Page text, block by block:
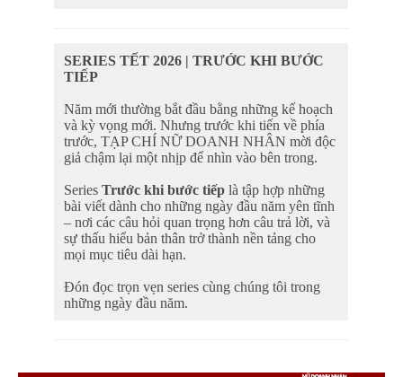
SERIES TẾT 2026 | TRƯỚC KHI BƯỚC
TIẾP
Năm mới thường bắt đầu bằng những kế hoạch
và kỳ vọng mới. Nhưng trước khi tiến về phía
trước, TẠP CHÍ NỮ DOANH NHÂN mời độc
giả chậm lại một nhịp để nhìn vào bên trong.
Series Trước khi bước tiếp là tập hợp những
bài viết dành cho những ngày đầu năm yên tĩnh
– nơi các câu hỏi quan trọng hơn câu trả lời, và
sự thấu hiểu bản thân trở thành nền tảng cho
mọi mục tiêu dài hạn.
Đón đọc trọn vẹn series cùng chúng tôi trong
những ngày đầu năm.